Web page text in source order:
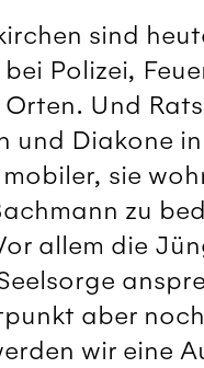
sind
Polizei,
Und
und Diakone
sie
zu
allem die
aber
wir eine